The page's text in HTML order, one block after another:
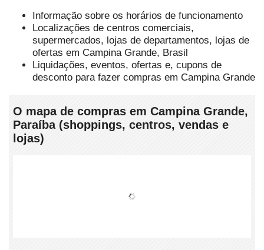
Informação sobre os horários de funcionamento
Localizações de centros comerciais,
supermercados, lojas de departamentos, lojas de
ofertas em Campina Grande, Brasil
Liquidações, eventos, ofertas e, cupons de
desconto para fazer compras em Campina Grande
O mapa de compras em Campina Grande,
Paraíba (shoppings, centros, vendas e
lojas)